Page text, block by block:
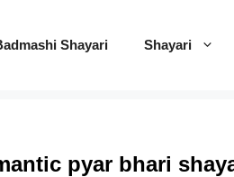
Shayari Shayari
pyar bhari